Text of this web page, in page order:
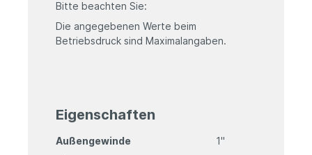
Bitte beachten Sie:
Die angegebenen Werte beim
Betriebsdruck sind Maximalangaben.
Eigenschaften
Außengewinde
1"